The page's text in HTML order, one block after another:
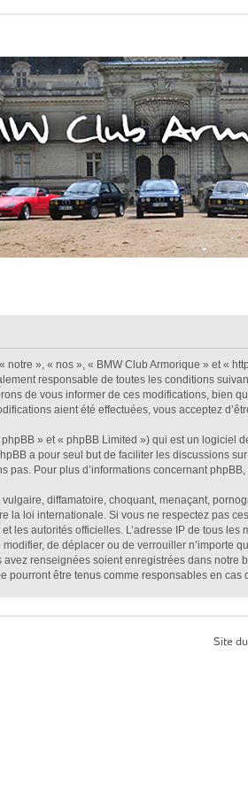
», « nos », « BMW Club Armorique » et «
responsable de toutes les conditions
de vous informer de ces modifications, bien
aient été effectuées, vous acceptez
» et « phpBB Limited ») qui est un logiciel
a pour seul but de faciliter les discussions
pas. Pour plus d’informations concernant
diffamatoire, choquant, menaçant,
la loi internationale. Si vous ne respectez pas
les autorités officielles. L’adresse IP de tous
de déplacer ou de verrouiller n’importe
renseignées soient enregistrées dans
pourront être tenus comme responsables en
Site